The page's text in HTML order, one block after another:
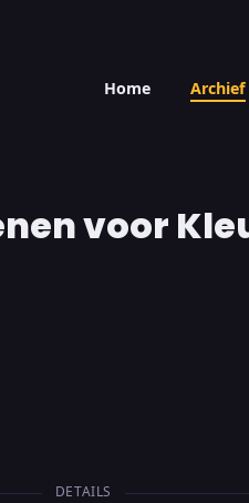
Home Archief
voor
DETAILS